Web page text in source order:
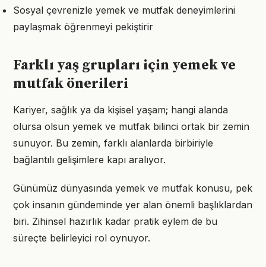
Sosyal çevrenizle yemek ve mutfak deneyimlerini
paylaşmak öğrenmeyi pekiştirir
Farklı yaş grupları için yemek ve
mutfak önerileri
Kariyer, sağlık ya da kişisel yaşam; hangi alanda
olursa olsun yemek ve mutfak bilinci ortak bir zemin
sunuyor. Bu zemin, farklı alanlarda birbiriyle
bağlantılı gelişimlere kapı aralıyor.
Günümüz dünyasında yemek ve mutfak konusu, pek
çok insanın gündeminde yer alan önemli başlıklardan
biri. Zihinsel hazırlık kadar pratik eylem de bu
süreçte belirleyici rol oynuyor.